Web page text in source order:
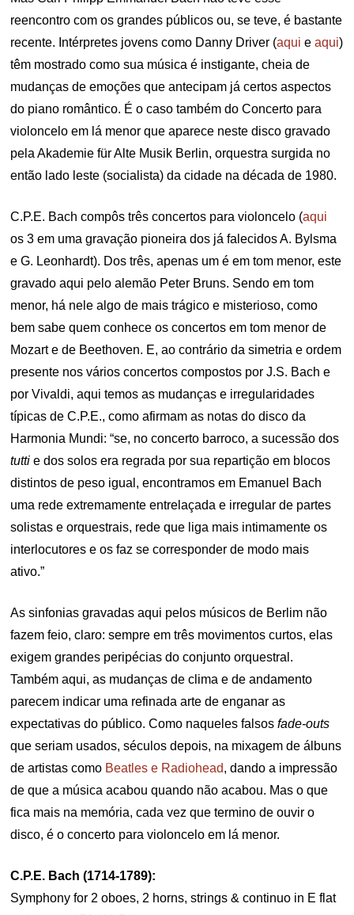
reencontro com os grandes públicos ou, se teve, é bastante
recente. Intérpretes jovens como Danny Driver (aquieaqui)
têm mostrado como sua música é instigante, cheia de
mudanças de emoções que antecipam já certos aspectos
do piano romântico. É o caso também do Concerto para
violoncelo em lá menor que aparece neste disco gravado
pela Akademie für Alte Musik Berlin, orquestra surgida no
então lado leste (socialista) da cidade na década de 1980.
C.P.E. Bach compôs três concertos para violoncelo (aqui
os 3 em uma gravação pioneira dos já falecidos A. Bylsma
e G. Leonhardt). Dos três, apenas um é em tom menor, este
gravado aqui pelo alemão Peter Bruns. Sendo em tom
menor, há nele algo de mais trágico e misterioso, como
bem sabe quem conhece os concertos em tom menor de
Mozart e de Beethoven. E, ao contrário da simetria e ordem
presente nos vários concertos compostos por J.S. Bach e
por Vivaldi, aqui temos as mudanças e irregularidades
típicas de C.P.E., como afirmam as notas do disco da
Harmonia Mundi: “se, no concerto barroco, a sucessão dos
tuttie dos solos era regrada por sua repartição em blocos
distintos de peso igual, encontramos em Emanuel Bach
uma rede extremamente entrelaçada e irregular de partes
solistas e orquestrais, rede que liga mais intimamente os
interlocutores e os faz se corresponder de modo mais
ativo.”
As sinfonias gravadas aqui pelos músicos de Berlim não
fazem feio, claro: sempre em três movimentos curtos, elas
exigem grandes peripécias do conjunto orquestral.
Também aqui, as mudanças de clima e de andamento
parecem indicar uma refinada arte de enganar as
expectativas do público. Como naqueles falsosfade-outs
que seriam usados, séculos depois, na mixagem de álbuns
de artistas como Beatles e Radiohead, dando a impressão
de que a música acabou quando não acabou. Mas o que
fica mais na memória, cada vez que termino de ouvir o
disco, é o concerto para violoncelo em lá menor.
C.P.E. Bach (1714-1789):
Symphony for 2 oboes, 2 horns, strings & continuo in E flat